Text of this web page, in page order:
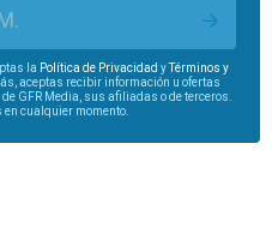
la Política de Privacidad y
Términos y
aceptas recibir información u ofertas
GFR Media, sus afiliadas o de terceros.
en cualquier momento.